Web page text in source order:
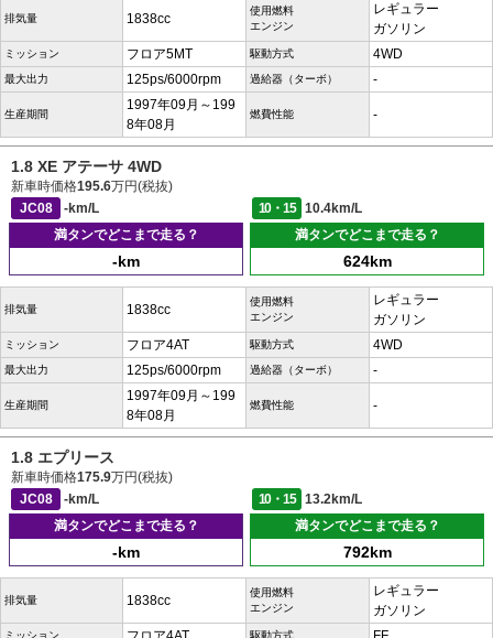
排気量 1838cc
使用燃料
エンジン
レギュラー
ガソリン
ミッション フロア5MT 駆動方式 4WD
最大出力 125ps/6000rpm 過給器（ターボ） -
生産期間
1997年09月～199
8年08月
燃費性能 -
1.8 XE アテーサ 4WD
新車時価格195.6万円(税抜)
JC08
-km/L 10・15
10.4km/L
満タンでどこまで走る？
-km
満タンでどこまで走る？
624km
排気量 1838cc
使用燃料
エンジン
レギュラー
ガソリン
ミッション フロア4AT 駆動方式 4WD
最大出力 125ps/6000rpm 過給器（ターボ） -
生産期間
1997年09月～199
8年08月
燃費性能 -
1.8 エプリース
新車時価格175.9万円(税抜)
JC08
-km/L 10・15
13.2km/L
満タンでどこまで走る？
-km
満タンでどこまで走る？
792km
排気量 1838cc
使用燃料
エンジン
レギュラー
ガソリン
ミッション 駆動方式